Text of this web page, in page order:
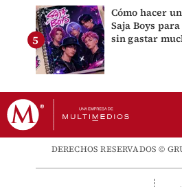
Cómo hacer
Saja Boys
sin gastar
DERECHOS RESERVADOS ©